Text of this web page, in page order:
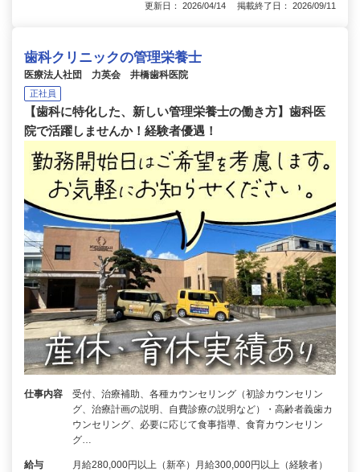
更新日： 2026/04/14 掲載終了日： 2026/09/11
歯科クリニックの管理栄養士
医療法人社団 力英会 井橋歯科医院
正社員
【歯科に特化した、新しい管理栄養士の働き方】歯科医
院で活躍しませんか！経験者優遇！
仕事内容
受付、治療補助、各種カウンセリング（初診カウンセリン
グ、治療計画の説明、自費診療の説明など）・高齢者義歯カ
ウンセリング、必要に応じて食事指導、食育カウンセリン
グ…
給与 月給280,000円以上（新卒）月給300,000円以上（経験者）